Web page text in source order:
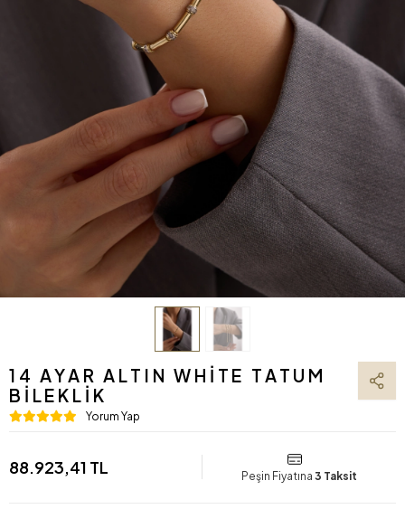
14 AYAR ALTIN WHITE TATUM
BILEKLIK
Yorum Yap
88.923,41 TL Peşin Fiyatına 3 Taksit